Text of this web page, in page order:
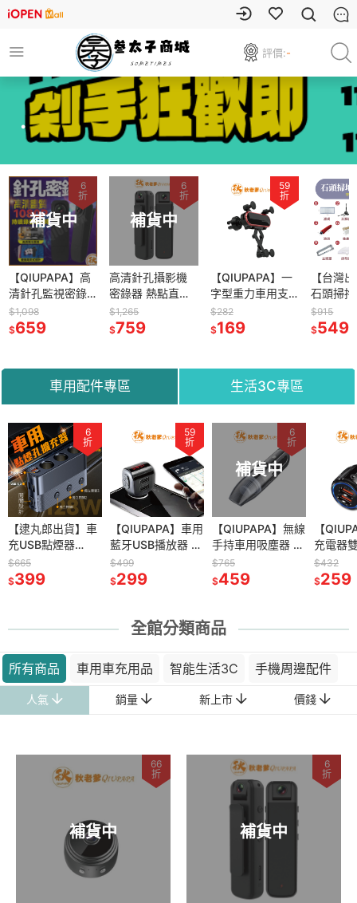
評價:-
.
補貨中
6
折
【QIUPAPA】高
清針孔監視密錄
器攝影機 秘錄器
微型攝影機
密錄器 攝影機
$1,098
$659
補貨中
6
折
高清針孔攝影機
密錄器 熱點直連
手機即時觀看 側
錄器 監視器 微型
密錄器
$1,265
$759
59
折
【QIUPAPA】一
字型重力車用支
架 車用手機架 汽
車手機支架 車用
$282
$169
【台灣
石頭掃
配件石
機
$915
$549
車用配件專區 生活3C專區
6
折
【逮丸郎出貨】車
充USB點煙器
PD+QC3.0 一對三
車用點煙器擴充座
$665
$399
59
折
【QIUPAPA】車用
藍牙USB播放器 可
通話 播音樂 藍芽
5.0/SD卡/隨身碟
$499
$299
補貨中
6
折
【QIUPAPA】無線
手持車用吸塵器 手
持吸塵器 無線吸塵
器 車用吸塵器無線
$765
$459
【
充電器
車充
車載充
$432
$259
59
折
機穩定
穩定器
穩定器
補貨中
6
折
高清針孔攝影機密
錄器 熱點直連手機
即時觀看 側錄器
監視器 微型攝影機
59
折
智能門鎖 電子鎖
指紋門鎖智能鎖 密
碼鎖 家用門鎖 指
紋鎖 房間門指鎖
補貨中
66
折
【QIUPAPA】微豆
WIFI監視器
1080P 攝影機監視
器 監視器 攝影機
全館分類商品
所有商品 車用車充用品 智能生活3C 手機周邊配件
人氣 銷量 新上市 價錢
補貨中
66
折
補貨中
6
折